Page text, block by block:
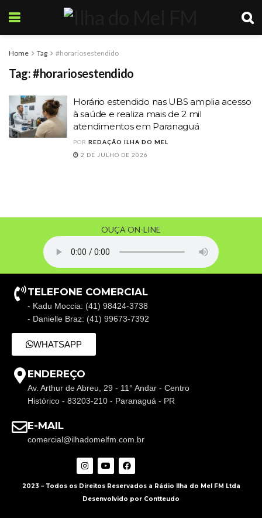
Home Tag #horariosestendido
Tag:#horariosestendido
Horário estendido nas UBS amplia acesso
à saúde e realiza mais de 2 mil
atendimentos em Paranaguá
POR REDAÇÃO ILHA DO MEL
2 DE JULHO DE 2026
OUÇA ON-LINE
TELEFONE COMERCIAL
- Kadu Moccia: (41) 98424-3738
- Danielle Braz: (41) 99673-7392
WHATSAPP
ENDEREÇO
Av. Arthur de Abreu, 29 - 11° Andar - Centro
Histórico - 83203-210 - Paranaguá - PR
E-MAIL
comercial@ilhadomelfm.com.br
2023 – Todos os Direitos Reservados a Rádio Ilha do Mel FM Ltda
Desenvolvido por Contteudo